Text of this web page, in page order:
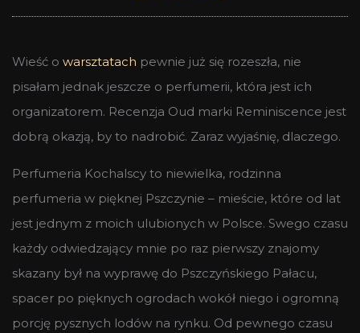
Wieść o warsztatach pewnie już się rozeszła, nie
pisałam jednak jeszcze o perfumerii, która jest ich
organizatorem. Recenzja Oud marki Reminiscence jest
dobrą okazją, by to nadrobić. Zaraz wyjaśnię, dlaczego.
Perfumeria Kochalscy to niewielka, rodzinna
perfumeria w pięknej Pszczynie – mieście, które od lat
jest jednym z moich ulubionych w Polsce. Swego czasu
każdy odwiedzający mnie po raz pierwszy znajomy
skazany był na wyprawę do Pszczyńskiego Pałacu,
spacer po pięknych ogrodach wokół niego i ogromną
porcję pysznych lodów na rynku. Od pewnego czasu